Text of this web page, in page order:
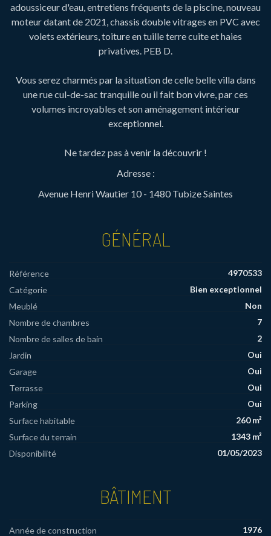
adoussiceur d'eau, entretiens fréquents de la piscine, nouveau
moteur datant de 2021, chassis double vitrages en PVC avec
volets extérieurs, toiture en tuille terre cuite et haies
privatives. PEB D.
Vous serez charmés par la situation de celle belle villa dans
une rue cul-de-sac tranquille ou il fait bon vivre, par ces
volumes incroyables et son aménagement intérieur
exceptionnel.
Ne tardez pas à venir la découvrir !
Adresse :
Avenue Henri Wautier 10 - 1480 Tubize Saintes
GÉNÉRAL
Référence
4970533
Catégorie
Bien exceptionnel
Meublé
Non
Nombre de chambres
7
Nombre de salles de bain
2
Jardin
Oui
Garage
Oui
Terrasse
Oui
Parking
Oui
Surface habitable
260 m²
Surface du terrain
1343 m²
Disponibilité
01/05/2023
BÂTIMENT
Année de construction 1976